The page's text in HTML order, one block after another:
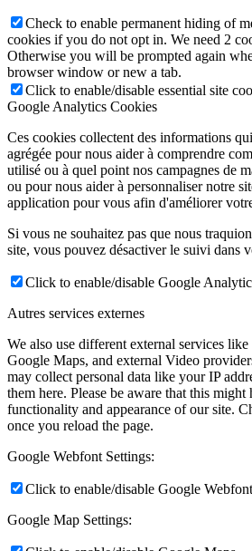
Check to enable permanent hiding of
cookies if you do not opt in. We need 2
Otherwise you will be prompted again
browser window or new a tab.
Click to enable/disable essential site
Google Analytics Cookies
Ces cookies collectent des informations
agrégée pour nous aider à comprendre
utilisé ou à quel point nos campagnes de
ou pour nous aider à personnaliser notre
application pour vous afin d'améliorer
Si vous ne souhaitez pas que nous
site, vous pouvez désactiver le suivi dans
Click to enable/disable Google
Autres services externes
We also use different external services
Google Maps, and external Video
may collect personal data like your IP
them here. Please be aware that this
functionality and appearance of our site.
once you reload the page.
Google Webfont Settings:
Click to enable/disable Google
Google Map Settings: